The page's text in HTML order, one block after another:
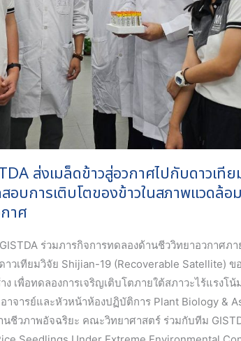
ส่งเมล็ดข้าวสู่อวกาศไปกับดาวเที
บการเติบโตของข้าวในสภาพแวดล้อ
าศ
ร่วมภารกิจการทดลองด้านชีววิทยาอวกาศภา
วเทียมวิจัย Shijian-19 (Recoverable Satellite)
เพื่อทดลองการเจริญเติบโตภายใต้สภาวะไร้แรงโ
จารย์และหัวหน้าห้องปฏิบัติการ Plant Biology &
วภาพอัจฉริยะ คณะวิทยาศาสตร์ ร่วมกับทีม